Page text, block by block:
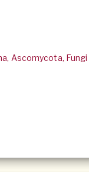
Ascomycota, Fungi